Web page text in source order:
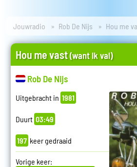
Jouwradio Rob De Nijs Hou me
Hou me vast(want ik val)
Rob De Nijs
Uitgebracht in 1981
Duurt 03:49
197 keer gedraaid
Vorige keer: